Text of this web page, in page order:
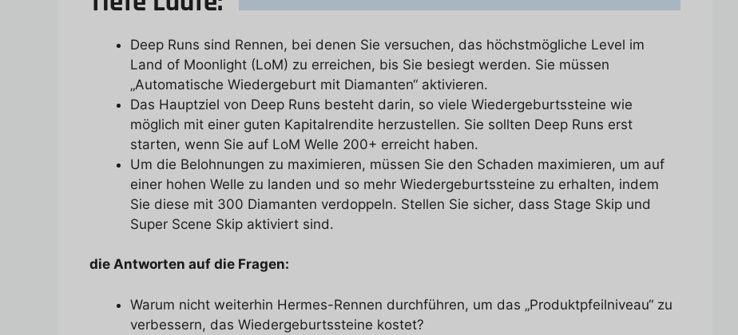
Deep Runs sind Rennen, bei denen Sie versuchen, das höchstmögliche Level im
Land of Moonlight (LoM) zu erreichen, bis Sie besiegt werden. Sie müssen
„Automatische Wiedergeburt mit Diamanten“ aktivieren.
Das Hauptziel von Deep Runs besteht darin, so viele Wiedergeburtssteine wie
möglich mit einer guten Kapitalrendite herzustellen. Sie sollten Deep Runs erst
starten, wenn Sie auf LoM Welle 200+ erreicht haben.
Um die Belohnungen zu maximieren, müssen Sie den Schaden maximieren, um auf
einer hohen Welle zu landen und so mehr Wiedergeburtssteine zu erhalten, indem
Sie diese mit 300 Diamanten verdoppeln. Stellen Sie sicher, dass Stage Skip und
Super Scene Skip aktiviert sind.
die Antworten auf die Fragen:
Warum nicht weiterhin Hermes-Rennen durchführen, um das „Produktpfeilniveau“ zu
verbessern, das Wiedergeburtssteine kostet?